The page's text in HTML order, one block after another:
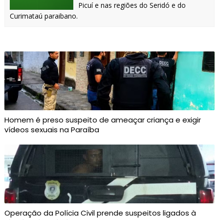
Picuí e nas regiões do Seridó e do
Curimataú paraibano.
Homem é preso suspeito de ameaçar criança e exigir
vídeos sexuais na Paraíba
Operação da Polícia Civil prende suspeitos ligados à